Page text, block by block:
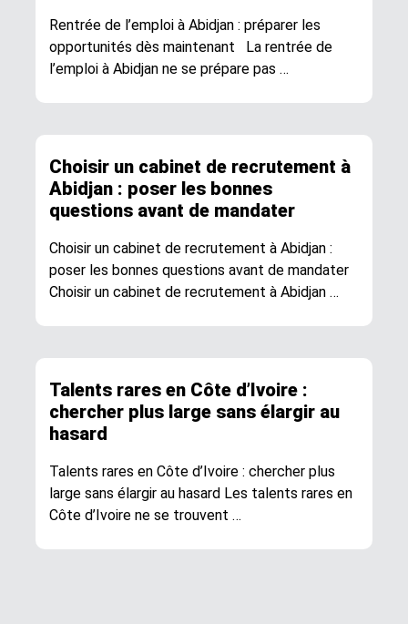
Rentrée de l’emploi à Abidjan : préparer les
opportunités dès maintenant La rentrée de
l’emploi à Abidjan ne se prépare pas …
Choisir un cabinet de recrutement à
Abidjan : poser les bonnes
questions avant de mandater
Choisir un cabinet de recrutement à Abidjan :
poser les bonnes questions avant de mandater
Choisir un cabinet de recrutement à Abidjan …
Talents rares en Côte d’Ivoire :
chercher plus large sans élargir au
hasard
Talents rares en Côte d’Ivoire : chercher plus
large sans élargir au hasard Les talents rares en
Côte d’Ivoire ne se trouvent …